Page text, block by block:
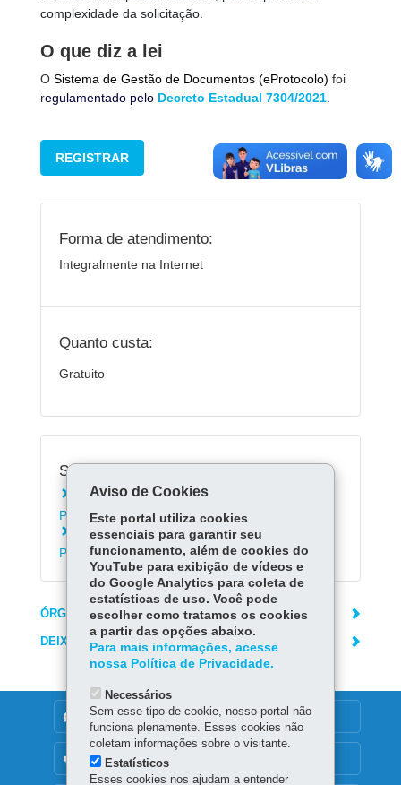
complexidade da solicitação.
O que diz a lei
O Sistema de Gestão de Documentos (eProtocolo) foi
regulamentado pelo Decreto Estadual 7304/2021
REGISTRAR
Forma de atendimento:
Integralmente na Internet
Quanto custa:
Gratuito
Serviços Relacionados:
Consultar Protocolo Geral do Estado do
Paraná
Encaminhar documentos aos Portos do
Paraná
ÓRGÃO RESPONSÁVEL
DEIXE SUA OPINIÃO
DENUNCIE CORRUPÇÃO
OUVIDORIA
Aviso de Cookies
Este portal utiliza cookies
essenciais para garantir seu
funcionamento, além de cookies do
YouTube para exibição de vídeos e
do Google Analytics para coleta de
estatísticas de uso. Você pode
escolher como tratamos os cookies
a partir das opções abaixo.
Para mais informações, acesse
nossa Política de Privacidade.
Necessários
Sem esse tipo de cookie, nosso portal não
funciona plenamente. Esses cookies não
coletam informações sobre o visitante.
Estatísticos
Esses cookies nos ajudam a entender